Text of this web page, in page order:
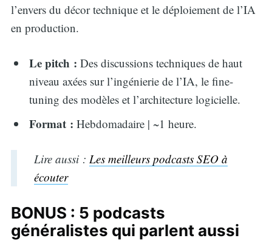
l’envers du décor technique et le déploiement de l’IA
en production.
Le pitch : Des discussions techniques de haut
niveau axées sur l’ingénierie de l’IA, le fine-
tuning des modèles et l’architecture logicielle.
Format : Hebdomadaire | ~1 heure.
Lire aussi : Les meilleurs podcasts SEO à
écouter
BONUS : 5 podcasts
généralistes qui parlent aussi